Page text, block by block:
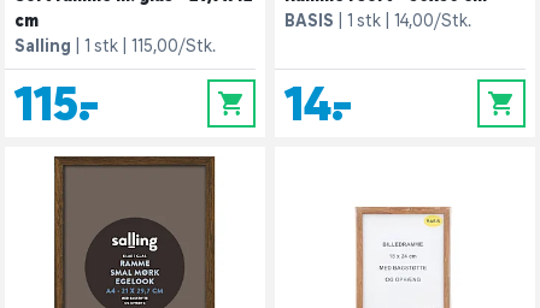
cm
Salling
1 stk 115,00/Stk.
115,- 0
BASIS
1 stk 14,00/Stk.
14,- 0